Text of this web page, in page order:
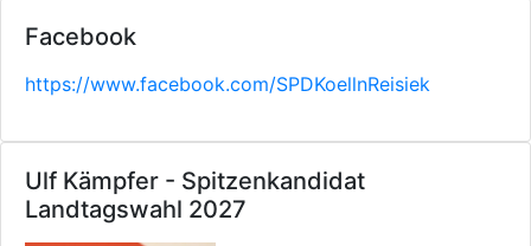
Facebook
https://www.facebook.com/SPDKoellnReisiek
Ulf Kämpfer - Spitzenkandidat
Landtagswahl 2027